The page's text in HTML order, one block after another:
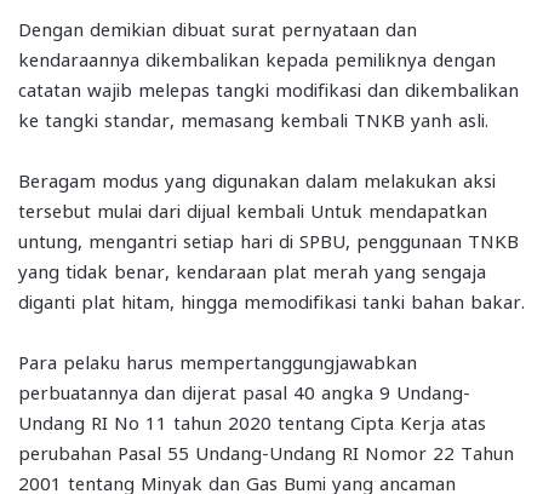
Dengan demikian dibuat surat pernyataan dan
kendaraannya dikembalikan kepada pemiliknya dengan
catatan wajib melepas tangki modifikasi dan dikembalikan
ke tangki standar, memasang kembali TNKB yanh asli.
Beragam modus yang digunakan dalam melakukan aksi
tersebut mulai dari dijual kembali Untuk mendapatkan
untung, mengantri setiap hari di SPBU, penggunaan TNKB
yang tidak benar, kendaraan plat merah yang sengaja
diganti plat hitam, hingga memodifikasi tanki bahan bakar.
Para pelaku harus mempertanggungjawabkan
perbuatannya dan dijerat pasal 40 angka 9 Undang-
Undang RI No 11 tahun 2020 tentang Cipta Kerja atas
perubahan Pasal 55 Undang-Undang RI Nomor 22 Tahun
2001 tentang Minyak dan Gas Bumi yang ancaman